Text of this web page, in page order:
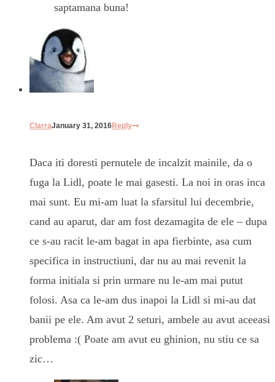
saptamana buna!
ClarraJanuary 31, 2016Reply
Daca iti doresti pernutele de incalzit mainile, da o
fuga la Lidl, poate le mai gasesti. La noi in oras inca
mai sunt. Eu mi-am luat la sfarsitul lui decembrie,
cand au aparut, dar am fost dezamagita de ele – dupa
ce s-au racit le-am bagat in apa fierbinte, asa cum
specifica in instructiuni, dar nu au mai revenit la
forma initiala si prin urmare nu le-am mai putut
folosi. Asa ca le-am dus inapoi la Lidl si mi-au dat
banii pe ele. Am avut 2 seturi, ambele au avut aceeasi
problema :( Poate am avut eu ghinion, nu stiu ce sa
zic…